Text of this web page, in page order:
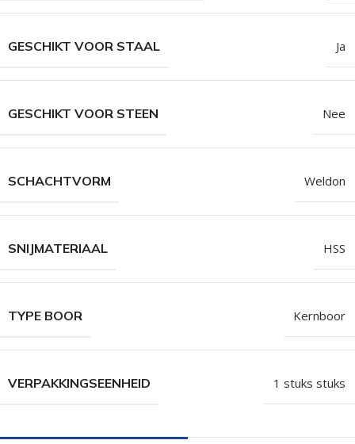
GESCHIKT VOOR STAAL Ja
GESCHIKT VOOR STEEN Nee
SCHACHTVORM Weldon
SNIJMATERIAAL HSS
TYPE BOOR Kernboor
VERPAKKINGSEENHEID 1 stuks stuks